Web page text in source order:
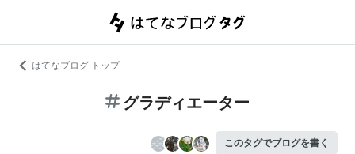
はてなブログ トップ
グラディエーター
このタグでブログを書く